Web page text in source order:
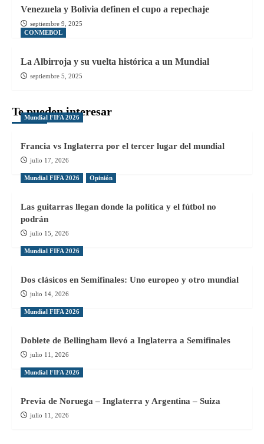
Venezuela y Bolivia definen el cupo a repechaje
septiembre 9, 2025
CONMEBOL
La Albirroja y su vuelta histórica a un Mundial
septiembre 5, 2025
Te pueden interesar
Mundial FIFA 2026
Francia vs Inglaterra por el tercer lugar del mundial
julio 17, 2026
Mundial FIFA 2026 Opinión
Las guitarras llegan donde la política y el fútbol no
podrán
julio 15, 2026
Mundial FIFA 2026
Dos clásicos en Semifinales: Uno europeo y otro mundial
julio 14, 2026
Mundial FIFA 2026
Doblete de Bellingham llevó a Inglaterra a Semifinales
julio 11, 2026
Mundial FIFA 2026
Previa de Noruega – Inglaterra y Argentina – Suiza
julio 11, 2026